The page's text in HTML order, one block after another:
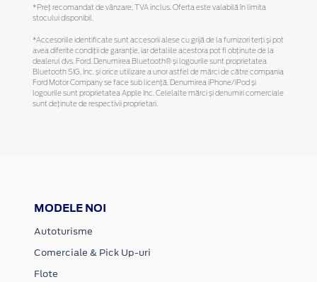
*Preţ recomandat de vânzare, TVA inclus. Oferta este valabilă în limita
stocului disponibil.
*Accesoriile identificate sunt accesorii alese cu grijă de la furnizori terți și pot
avea diferite condiții de garanție, iar detaliile acestora pot fi obținute de la
dealerul dvs. Ford. Denumirea Bluetooth® și logourile sunt proprietatea
Bluetooth SIG, Inc. și orice utilizare a unor astfel de mărci de către compania
Ford Motor Company se face sub licență. Denumirea iPhone/iPod și
logourile sunt proprietatea Apple Inc. Celelalte mărci și denumiri comerciale
sunt deținute de respectivii proprietari.
MODELE NOI
Autoturisme
Comerciale & Pick Up-uri
Flote